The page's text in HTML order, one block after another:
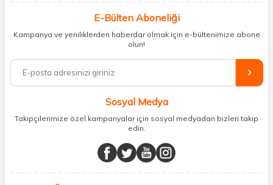
kişisel bakım hem de takviye edici gıda ürünlerini sizlerle
buluşturuyoruz. Artık mağaza mağaza dolaşmanıza gerek yok;
ihtiyacınız olan her şeyi tek bir çatı altında topluyor ve kapınıza kadar
%100 orijinal kozmetik ve sağlık ürünleriyle güzelliğinizi tamamlayabilir,
vücudunuzu desteklemek için güvenilir takviye edici gıdalara
minerallere kadar binlerce ürünü uygun fiyat ve hızlı kargo avantajıyla
sunuyoruz.
buluşturuyor ve online alışveriş deneyiminizi en iyi hale getiriyoruz.
Sağlık, güzellik ve iyi yaşam için aradığınız her şey burada!
E-Bülten Aboneliği
Kampanya ve yeniliklerden haberdar olmak için e-bültenimize abone
olun!
Sosyal Medya
Takipçilerimize özel kampanyalar için sosyal medyadan bizleri takip
edin.